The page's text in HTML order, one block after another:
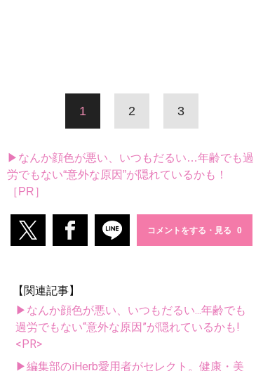
1 2 3
▶なんか顔色が悪い、いつもだるい…年齢でも過
労でもない“意外な原因”が隠れているかも！
［PR］
コメントをする・見る
【関連記事】
▶なんか顔色が悪い、いつもだるい...年齢でも
過労でもない“意外な原因”が隠れているかも!
<PR>
▶編集部のiHerb愛用者がセレクト。健康・美